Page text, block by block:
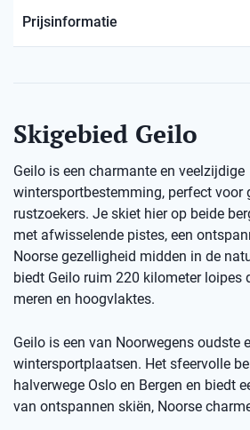
Prijsinformatie
Skigebied Geilo
Geilo is een charmante en veelzijdige
wintersportbestemming, perfect voor
rustzoekers. Je skiet hier op beide
met afwisselende pistes, een
Noorse gezelligheid midden in de
biedt Geilo ruim 220 kilometer loipes
meren en hoogvlaktes.
Geilo is een van Noorwegens oudste
wintersportplaatsen. Het sfeervolle
halverwege Oslo en Bergen en biedt
van ontspannen skiën, Noorse